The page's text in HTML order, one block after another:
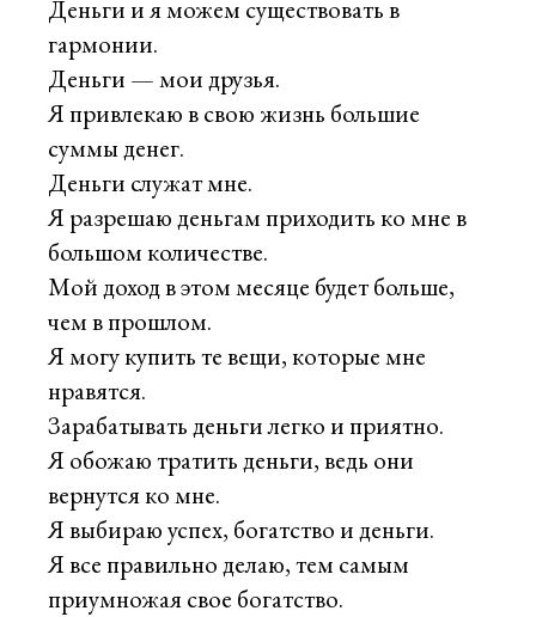
Деньги и я можем существовать в
гармонии.
Деньги — мои друзья.
Я привлекаю в свою жизнь большие
суммы денег.
Деньги служат мне.
Я разрешаю деньгам приходить ко мне в
большом количестве.
Мой доход в этом месяце будет больше,
чем в прошлом.
Я могу купить те вещи, которые мне
нравятся.
Зарабатывать деньги легко и приятно.
Я обожаю тратить деньги, ведь они
вернутся ко мне.
Я выбираю успех, богатство и деньги.
Я все правильно делаю, тем самым
приумножая свое богатство.